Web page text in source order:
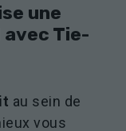
une
avec Tie-
au sein de
vous